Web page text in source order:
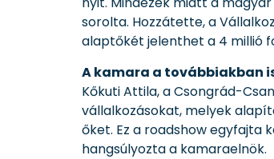
sorolta. Hozzátette, a
alaptőkét jelenthet a 4 millió
A kamara a továbbiakban
Kőkuti Attila, a Csongrád-
vállalkozásokat, melyek
őket. Ez a roadshow egyfajta
hangsúlyozta a kamaraelnök.